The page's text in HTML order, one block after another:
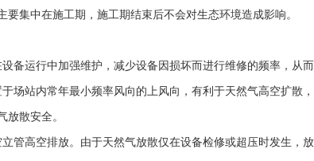
要集中在施工期，施工期结束后不会对生态环境造成影响。
设备运行中加强维护，减少设备因损坏而进行维修的频率，从
于场站内常年最小频率风向的上风向，有利于天然气高空扩散
放散安全。
立管高空排放。由于天然气放散仅在设备检修或超压时发生，